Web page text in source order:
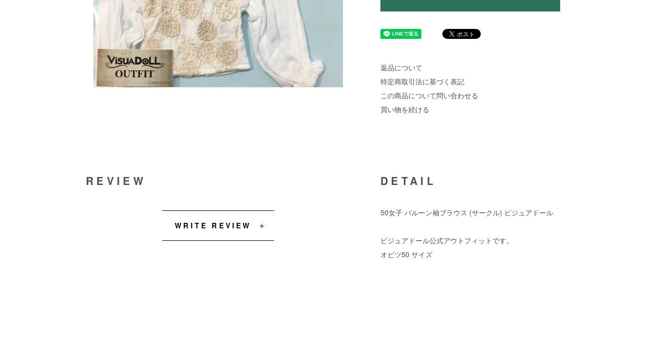
返品について
特定商取引法に基づく表記
この商品について問い合わせる
買い物を続ける
DETAIL
50女子 バルーン袖ブラウス (サークル) ビジュアドール
ビジュアドール公式アウトフィットです。
オビツ50 サイズ
REVIEW
WRITE REVIEW